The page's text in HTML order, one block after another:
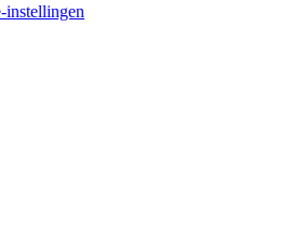
instellingen